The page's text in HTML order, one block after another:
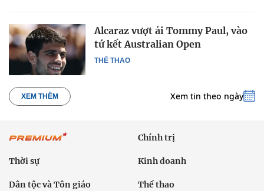
THỂ THAO
Alcaraz vượt ải Tommy Paul, vào
tứ kết Australian Open
XEM THÊM Xem tin theo ngày
Chính trị
Thời sự Kinh doanh
Dân tộc và Tôn giáo Thể thao